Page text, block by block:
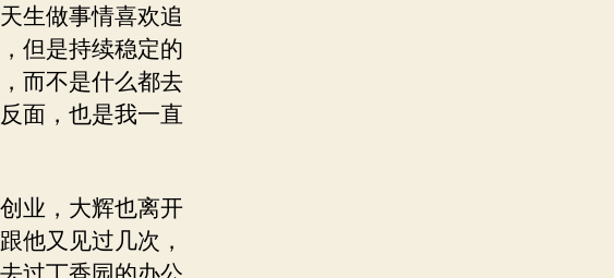
生做事情喜欢追
但是持续稳定的
而不是什么都去
面，也是我一直
业，大辉也离开
他又见过几次，